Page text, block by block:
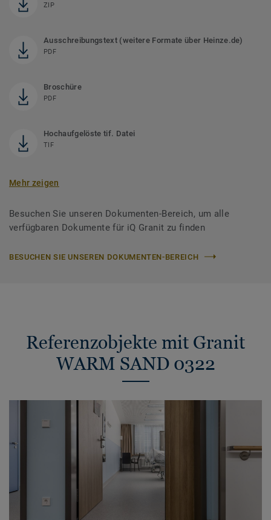
ZIP
Ausschreibungstext (weitere Formate über Heinze.de)
PDF
Broschüre
PDF
Hochaufgelöste tif. Datei
TIF
Mehr zeigen
Besuchen Sie unseren Dokumenten-Bereich, um alle
verfügbaren Dokumente für iQ Granit zu finden
BESUCHEN SIE UNSEREN DOKUMENTEN-BEREICH
Referenzobjekte mit Granit
WARM SAND 0322